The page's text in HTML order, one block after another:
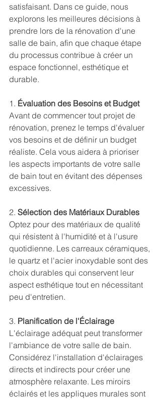
satisfaisant. Dans ce guide, nous
explorons les meilleures décisions à
prendre lors de la rénovation d'une
salle de bain, afin que chaque étape
du processus contribue à créer un
espace fonctionnel, esthétique et
durable.
1. Évaluation des Besoins et Budget
Avant de commencer tout projet de
rénovation, prenez le temps d'évaluer
vos besoins et de définir un budget
réaliste. Cela vous aidera à prioriser
les aspects importants de votre salle
de bain tout en évitant des dépenses
excessives.
2. Sélection des Matériaux Durables
Optez pour des matériaux de qualité
qui résistent à l'humidité et à l'usure
quotidienne. Les carreaux céramiques,
le quartz et l'acier inoxydable sont des
choix durables qui conservent leur
aspect esthétique tout en nécessitant
peu d'entretien.
3. Planification de l'Éclairage
L'éclairage adéquat peut transformer
l'ambiance de votre salle de bain.
Considérez l'installation d'éclairages
directs et indirects pour créer une
atmosphère relaxante. Les miroirs
éclairés et les appliques murales sont